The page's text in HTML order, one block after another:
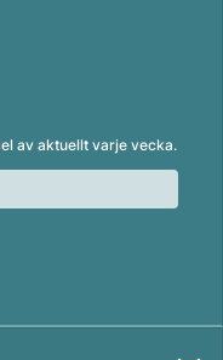
av aktuellt varje vecka.